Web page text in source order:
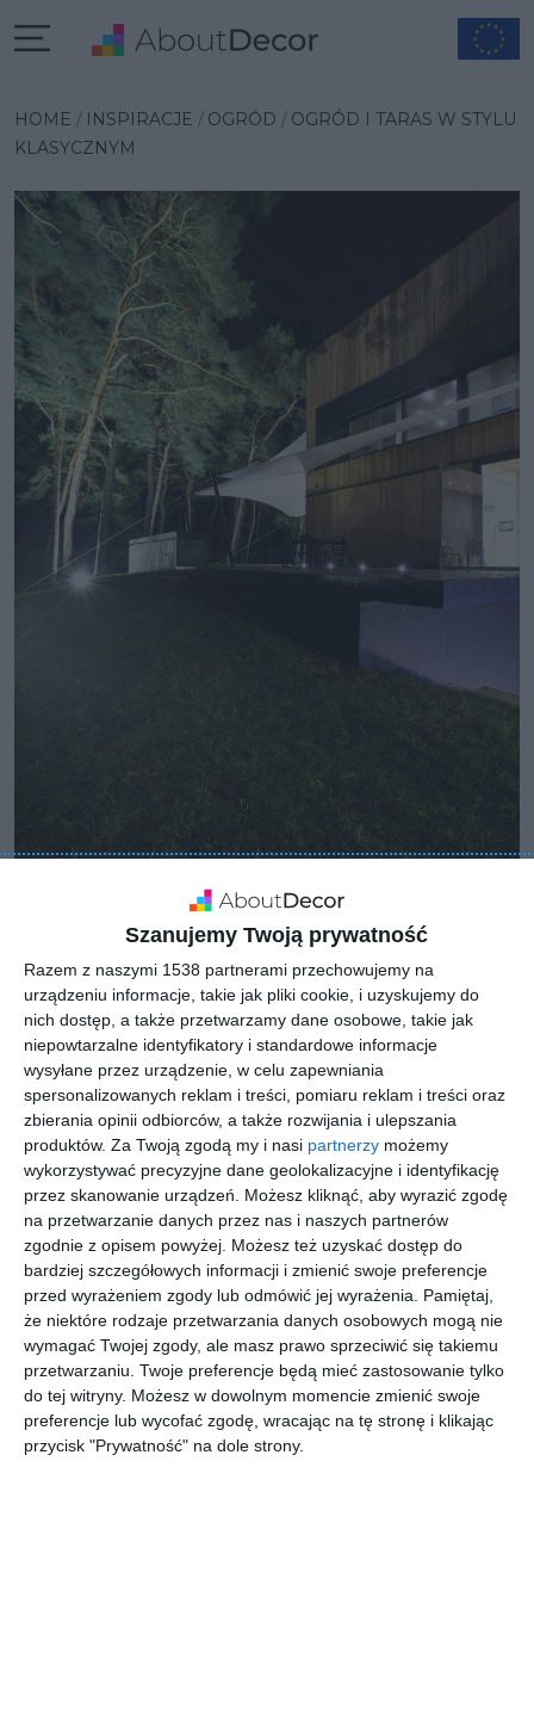
Szanujemy Twoją prywatność
Razem z naszymi 1538 partnerami przechowujemy na
urządzeniu informacje, takie jak pliki cookie, i uzyskujemy do
nich dostęp, a także przetwarzamy dane osobowe, takie jak
niepowtarzalne identyfikatory i standardowe informacje
wysyłane przez urządzenie, w celu zapewniania
spersonalizowanych reklam i treści, pomiaru reklam i treści oraz
zbierania opinii odbiorców, a także rozwijania i ulepszania
produktów. Za Twoją zgodą my i nasi partnerzy możemy
wykorzystywać precyzyjne dane geolokalizacyjne i identyfikację
przez skanowanie urządzeń. Możesz kliknąć, aby wyrazić zgodę
na przetwarzanie danych przez nas i naszych partnerów
zgodnie z opisem powyżej. Możesz też uzyskać dostęp do
bardziej szczegółowych informacji i zmienić swoje preferencje
przed wyrażeniem zgody lub odmówić jej wyrażenia.
Pamiętaj,
że niektóre rodzaje przetwarzania danych osobowych mogą nie
wymagać Twojej zgody, ale masz prawo sprzeciwić się takiemu
przetwarzaniu. Twoje preferencje będą mieć zastosowanie tylko
do tej witryny. Możesz w dowolnym momencie zmienić swoje
preferencje lub wycofać zgodę, wracając na tę stronę i klikając
przycisk "Prywatność" na dole strony.
HOME INSPIRACJE OGRÓD
OGRÓD I TARAS W STYLU
KLASYCZNYM
INSPIRACJA
Ogród i taras w stylu
klasycznym